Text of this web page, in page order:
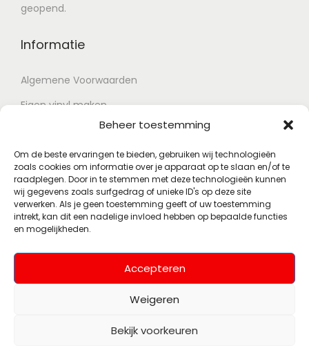
Beheer toestemming
Om de beste ervaringen te bieden, gebruiken wij technologieën
zoals cookies om informatie over je apparaat op te slaan en/of te
raadplegen. Door in te stemmen met deze technologieën kunnen
wij gegevens zoals surfgedrag of unieke ID's op deze site
verwerken. Als je geen toestemming geeft of uw toestemming
intrekt, kan dit een nadelige invloed hebben op bepaalde functies
en mogelijkheden.
Accepteren
Weigeren
Bekijk voorkeuren
geopend.
Informatie
Algemene Voorwaarden
Eigen vinyl maken
Retour voorwaarden
Contact
Account
Mijn account
Wenslijst